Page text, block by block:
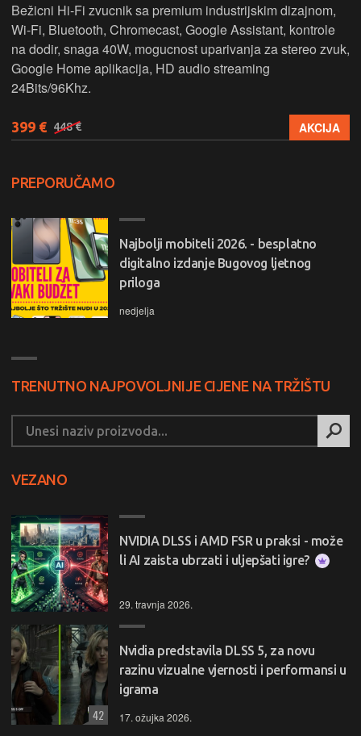
Bežicni Hi-Fi zvucnik sa premium industrijskim dizajnom,
Wi-Fi, Bluetooth, Chromecast, Google Assistant, kontrole
na dodir, snaga 40W, mogucnost uparivanja za stereo zvuk,
Google Home aplikacija, HD audio streaming
24Bits/96Khz.
399 € 448 € AKCIJA
PREPORUČAMO
Najbolji mobiteli 2026. - besplatno
digitalno izdanje Bugovog ljetnog
priloga
nedjelja
TRENUTNO NAJPOVOLJNIJE CIJENE NA TRŽIŠTU
VEZANO
NVIDIA DLSS i AMD FSR u praksi - može
li AI zaista ubrzati i uljepšati igre?
29. travnja 2026.
Nvidia predstavila DLSS 5, za novu
razinu vizualne vjernosti i performansi u
igrama
17. ožujka 2026.
42